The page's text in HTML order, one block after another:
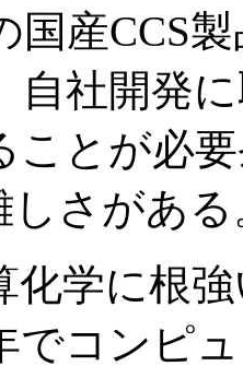
国産CCS
自社開発
ことが必
しさがある
学に根
でコンピ